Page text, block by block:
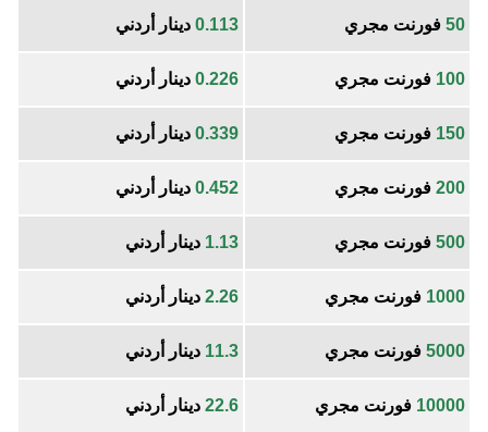
50 فورنت مجري 0.113 دينار أردني
100 فورنت مجري 0.226 دينار أردني
150 فورنت مجري 0.339 دينار أردني
200 فورنت مجري 0.452 دينار أردني
500 فورنت مجري 1.13 دينار أردني
1000 فورنت مجري 2.26 دينار أردني
5000 فورنت مجري 11.3 دينار أردني
10000 فورنت مجري 22.6 دينار أردني